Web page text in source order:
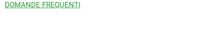
DOMANDE FREQUENTI